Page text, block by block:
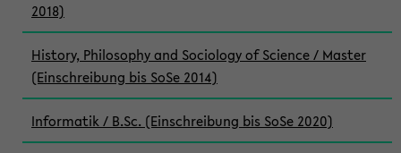
2018)
History, Philosophy and Sociology of Science / Master
(Einschreibung bis SoSe 2014)
Informatik / B.Sc. (Einschreibung bis SoSe 2020)